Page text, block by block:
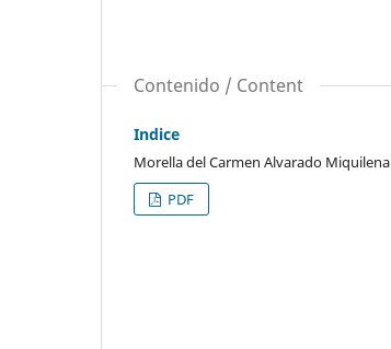
Contenido / Content
Indice
Morella del Carmen Alvarado Miquilena
PDF